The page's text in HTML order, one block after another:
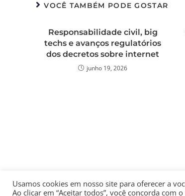
VOCÊ TAMBÉM PODE GOSTAR
Responsabilidade civil, big
techs e avanços regulatórios
dos decretos sobre internet
junho 19, 2026
Usamos cookies em nosso site para oferecer a
Ao clicar em “Aceitar todos”, você concorda com